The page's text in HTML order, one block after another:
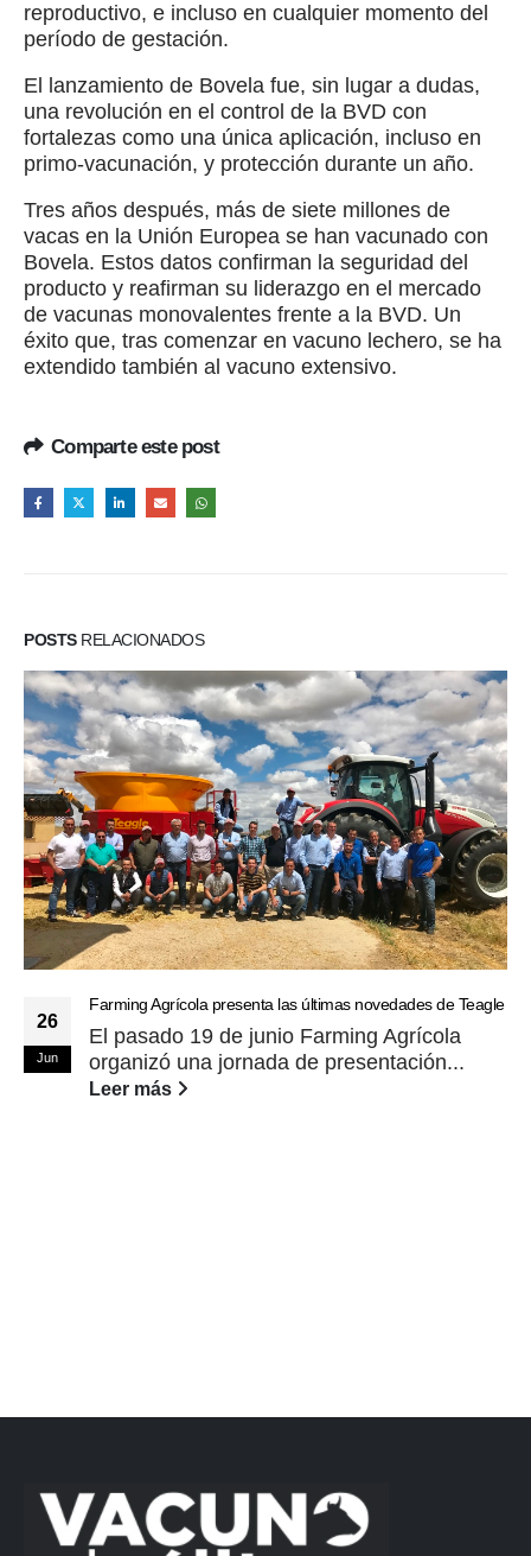
reproductivo, e incluso en cualquier momento del
período de gestación.
El lanzamiento de Bovela fue, sin lugar a dudas,
una revolución en el control de la BVD con
fortalezas como una única aplicación, incluso en
primo-vacunación, y protección durante un año.
Tres años después, más de siete millones de
vacas en la Unión Europea se han vacunado con
Bovela. Estos datos confirman la seguridad del
producto y reafirman su liderazgo en el mercado
de vacunas monovalentes frente a la BVD. Un
éxito que, tras comenzar en vacuno lechero, se ha
extendido también al vacuno extensivo.
Comparte este post
POSTSRELACIONADOS
26
Jun
Farming Agrícola presenta las últimas novedades de Teagle
El pasado 19 de junio Farming Agrícola
organizó una jornada de presentación...
Leer más